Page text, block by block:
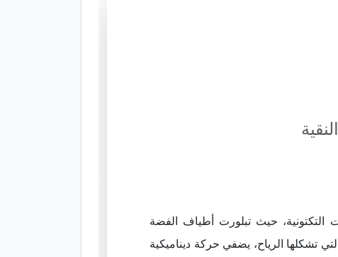
حيث تبلورت أطياف الفضة
تشكلها الرياح، يضفي حركة ديناميكية